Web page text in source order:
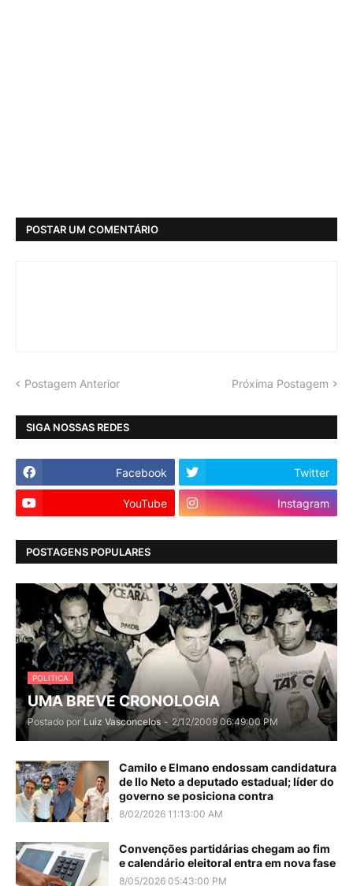
POSTAR UM COMENTÁRIO
Postagem Anterior Próxima Postagem
SIGA NOSSAS REDES
Facebook Twitter
YouTube Instagram
POSTAGENS POPULARES
POLITICA
UMA BREVE CRONOLOGIA
Postado por Luiz Vasconcelos - 2/12/2009 06:49:00 PM
Camilo e Elmano endossam candidatura
de Ilo Neto a deputado estadual; líder do
governo se posiciona contra
8/02/2026 11:13:00 AM
Convenções partidárias chegam ao fim
e calendário eleitoral entra em nova fase
8/05/2026 05:43:00 PM